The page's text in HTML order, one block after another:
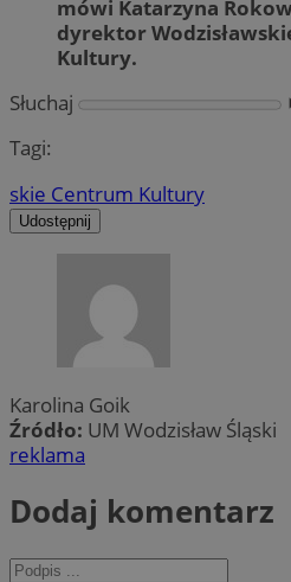
mówi Katarzyna
dyrektor
Kultury.
Słuchaj
Tagi:
skie Centrum Kultury
Udostępnij
Karolina Goik
Źródło: UM Wodzisław Śląski
reklama
Dodaj komentarz